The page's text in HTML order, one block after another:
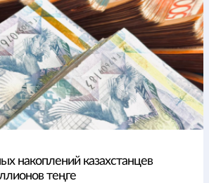
накоплений казахстанцев
теңге